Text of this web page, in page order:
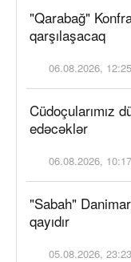
"Qarabağ"
qarşılaşacaq
06.08.2026, 12:25
Cüdoçularımız
edəcəklər
06.08.2026, 10:17
"Sabah"
qayıdır
05.08.2026, 23:23